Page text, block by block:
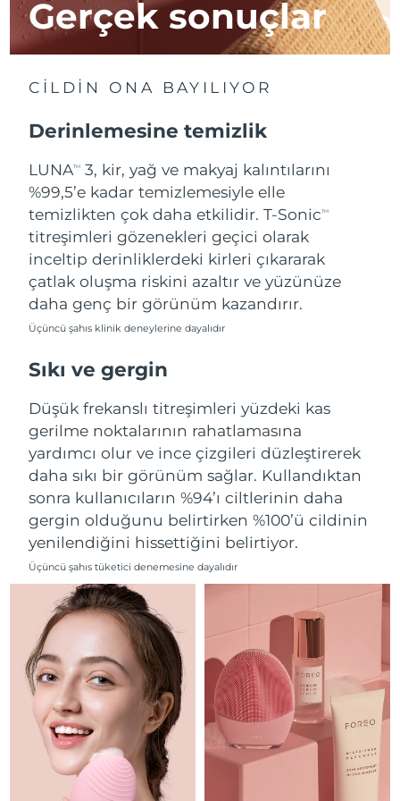
Gerçek sonuçlar
CİLDİN ONA BAYILIYOR
Derinlemesine temizlik
LUNATM
3, kir, yağ ve makyaj kalıntılarını
%99,5’e kadar temizlemesiyle elle
temizlikten çok daha etkilidir. T-SonicTM
titreşimleri gözenekleri geçici olarak
inceltip derinliklerdeki kirleri çıkararak
çatlak oluşma riskini azaltır ve yüzünüze
daha genç bir görünüm kazandırır.
Üçüncü şahıs klinik deneylerine dayalıdır
Sıkı ve gergin
Düşük frekanslı titreşimleri yüzdeki kas
gerilme noktalarının rahatlamasına
yardımcı olur ve ince çizgileri düzleştirerek
daha sıkı bir görünüm sağlar. Kullandıktan
sonra kullanıcıların %94’ı ciltlerinin daha
gergin olduğunu belirtirken %100’ü cildinin
yenilendiğini hissettiğini belirtiyor.
Üçüncü şahıs tüketici denemesine dayalıdır
Çin Makao ÖİB Tahmini teslim tarihi8/11/26
Malezya Tahmini teslim tarihi
Malta Tahmini teslim tarihi
Meksika Tahmini teslim tarihi8/13/26
Monako Tahmini teslim tarihi8/10/26
Hollanda Tahmini teslim tarihi
Yeni Zelanda Tahmini teslim tarihi
Norveç Tahmini teslim tarihi
Umman
Filipinler Tahmini teslim tarihi8/12/26
Polonya Tahmini teslim tarihi 8/10/26
Portekiz Tahmini teslim tarihi8/9/26
Porto Riko Tahmini teslim tarihi
Katar Tahmini teslim tarihi8/10/26
Reunion Tahmini teslim tarihi
Romanya Tahmini teslim tarihi
Rusya Tahmini teslim tarihi8/17/26
Suudi Arabistan Tahmini teslim tarihi 8/10/26
Singapur